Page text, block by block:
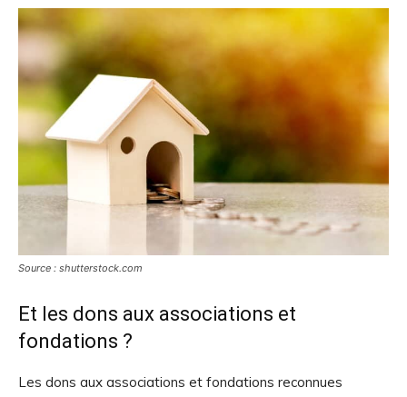
Source : shutterstock.com
Et les dons aux associations et
fondations ?
Les dons aux associations et fondations reconnues